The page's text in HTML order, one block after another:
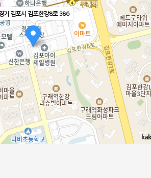
기 김포시 김포한강8로 386